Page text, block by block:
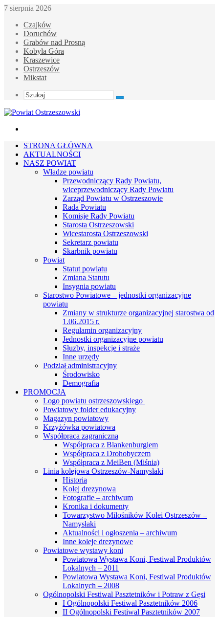
7 sierpnia 2026
Czajków
Doruchów
Grabów nad Prosną
Kobyla Góra
Kraszewice
Ostrzeszów
Mikstat
Szukaj
STRONA GŁÓWNA
AKTUALNOŚCI
NASZ POWIAT
Władze powiatu
Przewodniczący Rady Powiatu,
wiceprzewodniczący Rady Powiatu
Zarząd Powiatu w Ostrzeszowie
Rada Powiatu
Komisje Rady Powiatu
Starosta Ostrzeszowski
Wicestarosta Ostrzeszowski
Sekretarz powiatu
Skarbnik powiatu
Powiat
Statut powiatu
Zmiana Statutu
Insygnia powiatu
Starostwo Powiatowe – jednostki organizacyjne
powiatu
Zmiany w strukturze organizacyjnej starostwa od
1.06.2015 r.
Regulamin organizacyjny
Jednostki organizacyjne powiatu
Słuzby, inspekcje i straże
Inne urzędy
Podział administracyjny
Środowisko
Demografia
PROMOCJA
Logo powiatu ostrzeszowskiego
Powiatowy folder edukacyjny
Magazyn powiatowy
Krzyżówka powiatowa
Współpraca zagraniczna
Współpraca z Blankenburgiem
Współpraca z Drohobyczem
Współpraca z MeiBen (Miśnia)
Linia kolejowa Ostrzeszów-Namysłaki
Historia
Kolej drezynowa
Fotografie – archiwum
Kronika i dokumenty
Towarzystwo Miłośników Kolei Ostrzeszów –
Namysłaki
Aktualności i ogłoszenia – archiwum
Inne koleje drezynowe
Powiatowe wystawy koni
Powiatowa Wystawa Koni, Festiwal Produktów
Lokalnych – 2011
Powiatowa Wystawa Koni, Festiwal Produktów
Lokalnych – 2008
Ogólnopolski Festiwal Pasztetników i Potraw z Gęsi
I Ogólnopolski Festiwal Pasztetników 2006
II Ogólnopolski Festiwal Pasztetników 2007